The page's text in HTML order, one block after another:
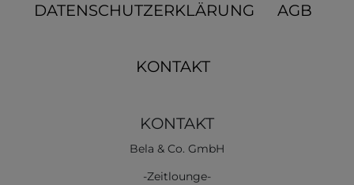
DATENSCHUTZERKLÄRUNG AGB
KONTAKT
KONTAKT
Bela & Co. GmbH
-Zeitlounge-